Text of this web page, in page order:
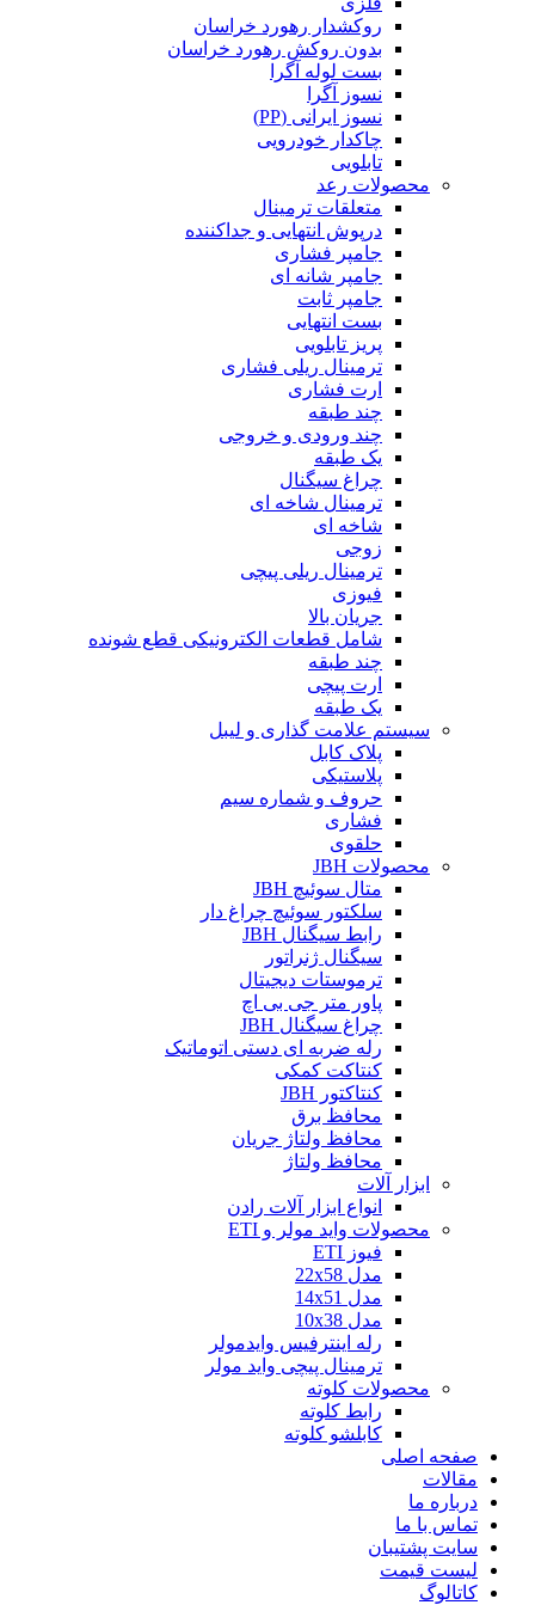
روکشدار رهورد خراسان
بدون روکش رهورد خراسان
بست لوله آگرا
نسوز آگرا
نسوز ایرانی (PP)
چاکدار خودرویی
تابلویی
محصولات رعد
متعلقات ترمینال
درپوش انتهایی و جداکننده
جامپر فشاری
جامپر شانه ای
جامپر ثابت
بست انتهایی
پریز تابلویی
ترمینال ریلی فشاری
ارت فشاری
چند طبقه
چند ورودی و خروجی
یک طبقه
چراغ سیگنال
ترمینال شاخه ای
شاخه ای
زوجی
ترمینال ریلی پیچی
فیوزی
جریان بالا
شامل قطعات الکترونیکی قطع شونده
چند طبقه
ارت پیچی
یک طبقه
سیستم علامت گذاری و لیبل
پلاک کابل
پلاستیکی
حروف و شماره سیم
فشاری
حلقوی
محصولات JBH
متال سوئیچ JBH
سلکتور سوئیچ چراغ دار
رابط سیگنال JBH
سیگنال ژنراتور
ترموستات دیجیتال
پاور متر جی بی اچ
چراغ سیگنال JBH
رله ضربه ای دستی اتوماتیک
کنتاکت کمکی
کنتاکتور JBH
محافظ برق
محافظ ولتاژ جریان
محافظ ولتاژ
ابزار آلات
انواع ابزار آلات رادن
محصولات واید مولر و ETI
فیوز ETI
مدل 22x58
مدل 14x51
مدل 10x38
رله اینترفیس وایدمولر
ترمینال پیچی واید مولر
محصولات کلوته
رابط کلوته
کابلشو کلوته
صفحه اصلی
مقالات
درباره ما
تماس با ما
سایت پشتیبان
لیست قیمت
کاتالوگ